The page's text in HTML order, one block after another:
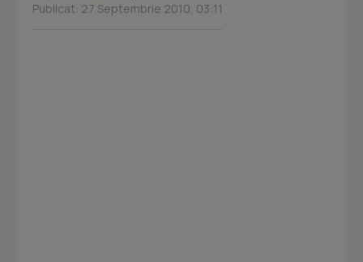
Publicat: 27 Septembrie 2010, 03:11